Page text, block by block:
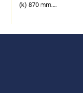
(k) 870 mm.
116 litraa.